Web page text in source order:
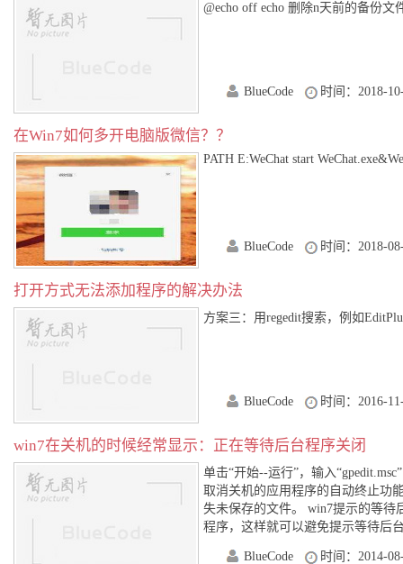
@echo off echo 删除n天前的备份
BlueCode 时间：2018-
在Win7如何多开电脑版微信？？
PATH E:WeChat start
BlueCode 时间：2018-
打开方式无法添加程序的解决办法
方案三：用regedit搜索，例如
BlueCode 时间：2016-
win7在关机的时候经常显示：正在等待后台程序关闭
单击“开始--运行”，输入
取消关机的应用程序的自动终止功
失未保存的文件。 win7提示的等待
程序，这样就可以避免提示等待后
BlueCode 时间：2014-